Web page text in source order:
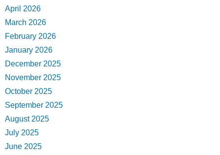
April 2026
March 2026
February 2026
January 2026
December 2025
November 2025
October 2025
September 2025
August 2025
July 2025
June 2025